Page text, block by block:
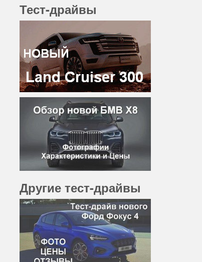
Тест-драйвы
Другие тест-драйвы